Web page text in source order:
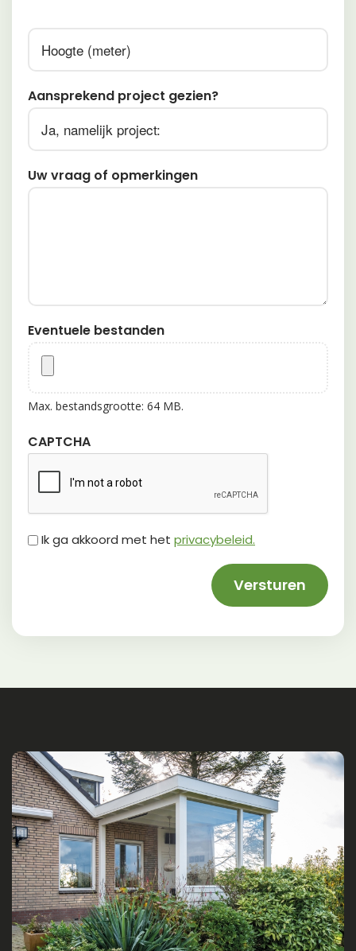
Aansprekend project gezien?
Uw vraag of opmerkingen
Eventuele bestanden
Max. bestandsgrootte: 64 MB.
CAPTCHA
Untitled
Ik ga akkoord met het privacybeleid.